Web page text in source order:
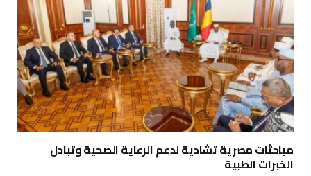
مباحثات مصرية تشادية لدعم الرعاية الصحية وتبادل
الخبرات الطبية